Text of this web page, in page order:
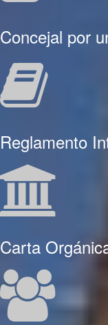
Concejal por
Reglamento
Carta